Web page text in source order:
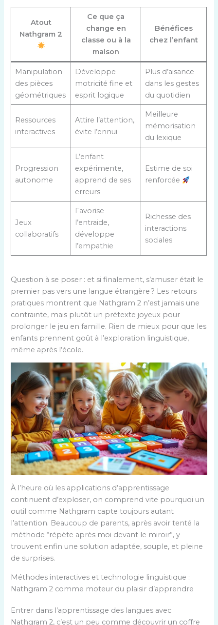
Atout
Nathgram 2
Ce que ça
change en
classe ou à la
maison
Bénéfices
chez l’enfant
Manipulation
des pièces
géométriques
Développe
motricité fine et
esprit logique
Plus d’aisance
dans les gestes
du quotidien
Ressources
interactives
Attire l’attention,
évite l’ennui
Meilleure
mémorisation
du lexique
Progression
autonome
L’enfant
expérimente,
apprend de ses
erreurs
Estime de soi
renforcée
Jeux
collaboratifs
Favorise
l’entraide,
développe
l’empathie
Richesse des
interactions
sociales
Question à se poser : et si finalement, s’amuser était le
premier pas vers une langue étrangère ? Les retours
pratiques montrent que Nathgram 2 n’est jamais une
contrainte, mais plutôt un prétexte joyeux pour
prolonger le jeu en famille. Rien de mieux pour que les
enfants prennent goût à l’exploration linguistique,
même après l’école.
À l’heure où les applications d’apprentissage
continuent d’exploser, on comprend vite pourquoi un
outil comme Nathgram capte toujours autant
l’attention. Beaucoup de parents, après avoir tenté la
méthode “répète après moi devant le miroir”, y
trouvent enfin une solution adaptée, souple, et pleine
de surprises.
Méthodes interactives et technologie linguistique :
Nathgram 2 comme moteur du plaisir d’apprendre
Entrer dans l’apprentissage des langues avec
Nathgram 2, c’est un peu comme découvrir un coffre